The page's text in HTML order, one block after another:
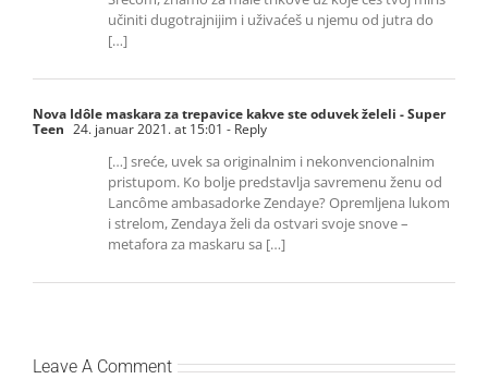
učiniti dugotrajnijim i uživaćeš u njemu od jutra do
[…]
Nova Idôle maskara za trepavice kakve ste oduvek želeli - Super
Teen 24. januar 2021. at 15:01 - Reply
[…] sreće, uvek sa originalnim i nekonvencionalnim
pristupom. Ko bolje predstavlja savremenu ženu od
Lancôme ambasadorke Zendaye? Opremljena lukom
i strelom, Zendaya želi da ostvari svoje snove –
metafora za maskaru sa […]
Leave A Comment